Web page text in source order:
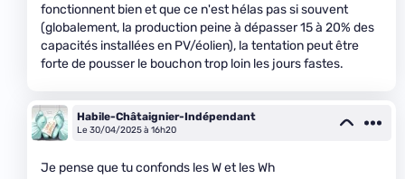
fonctionnent bien et que ce n'est hélas pas si souvent
(globalement, la production peine à dépasser 15 à 20% des
capacités installées en PV/éolien), la tentation peut être
forte de pousser le bouchon trop loin les jours fastes.
Habile-Châtaignier-Indépendant
Le 30/04/2025 à 16h20
Je pense que tu confonds les W et les Wh